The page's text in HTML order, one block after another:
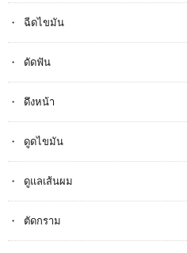
ฉีดไขมัน
ดัดฟัน
ดึงหน้า
ดูดไขมัน
ดูแลเส้นผม
ตัดกราม